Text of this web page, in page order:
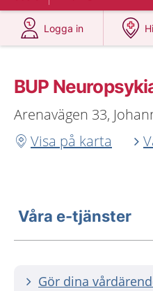
Logga in
på 1177.se
BUP
Arenavägen 33,
Visa på karta
Våra e-tjänster
Gör dina